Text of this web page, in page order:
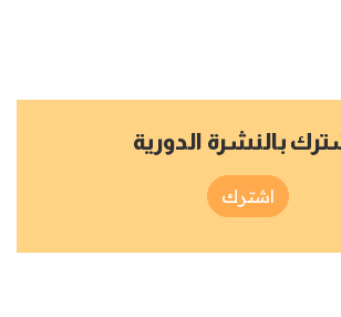
بالنشرة الدورية
اشترك